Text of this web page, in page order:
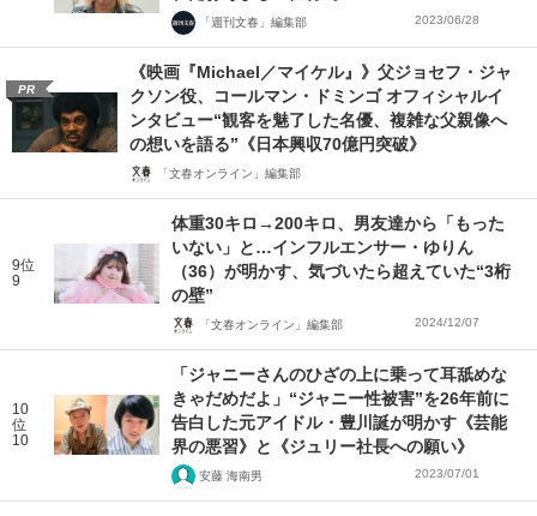
「週刊文春」編集部 2023/06/28
PR
《映画『Michael／マイケル』》父ジョセフ・ジャ
クソン役、コールマン・ドミンゴ オフィシャルイ
ンタビュー“観客を魅了した名優、複雑な父親像へ
の想いを語る”《日本興収70億円突破》
「文春オンライン」編集部
9位
9
体重30キロ→200キロ、男友達から「もった
いない」と…インフルエンサー・ゆりん
（36）が明かす、気づいたら超えていた“3桁
の壁”
「文春オンライン」編集部 2024/12/07
10
位
10
「ジャニーさんのひざの上に乗って耳舐めな
きゃだめだよ」“ジャニー性被害”を26年前に
告白した元アイドル・豊川誕が明かす《芸能
界の悪習》と《ジュリー社長への願い》
安藤 海南男 2023/07/01